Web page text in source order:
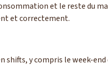
et le reste du
et correctement.
shifts, y compris le week-